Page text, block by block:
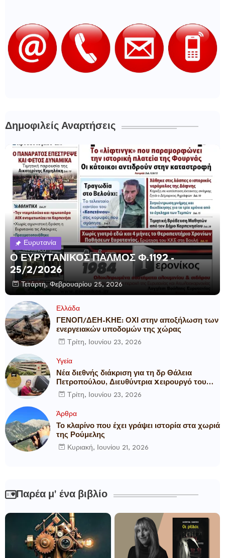
Δημοφιλείς Αναρτήσεις
Ευρυτανία
Ο ΕΥΡΥΤΑΝΙΚΟΣ ΠΑΛΜΟΣ Φ.1192 -
25/2/2026
Τετάρτη, Φεβρουαρίου 25, 2026
Ελλάδα
ΓΕΝΟΠ/ΔΕΗ-ΚΗΕ: ΟΧΙ στην αποξήλωση των
ενεργειακών υποδομών της χώρας
Τρίτη, Ιουνίου 23, 2026
Υγεία
Νέα διεθνής διάκριση για τη δρ Θάλεια
Πετροπούλου, Διευθύντρια Xειρουργό του
Metropolitan General
Τρίτη, Ιουνίου 23, 2026
Άρθρα
Το κλαρίνο που έχει γράψει ιστορία στα χωριά
της Ρούμελης
Κυριακή, Ιουνίου 21, 2026
Παρέα μ' ένα βιβλίο